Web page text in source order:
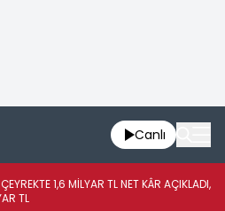
Canlı
1,6 MİLYAR TL NET KÂR AÇIKLADI,
TL